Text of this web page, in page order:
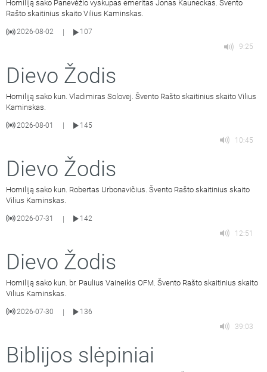
Homiliją sako Panevėžio vyskupas emeritas Jonas Kauneckas. Švento
Rašto skaitinius skaito Vilius Kaminskas.
2026-08-02
107
9:25
Dievo Žodis
Homiliją sako kun. Vladimiras Solovej. Švento Rašto skaitinius skaito Vilius
Kaminskas.
2026-08-01
145
10:45
Dievo Žodis
Homiliją sako kun. Robertas Urbonavičius. Švento Rašto skaitinius skaito
Vilius Kaminskas.
2026-07-31 |
142
12:51
Dievo Žodis
Homiliją sako kun. br. Paulius Vaineikis OFM. Švento Rašto skaitinius skaito
Vilius Kaminskas.
2026-07-30 |
136
39:03
Biblijos slėpiniai